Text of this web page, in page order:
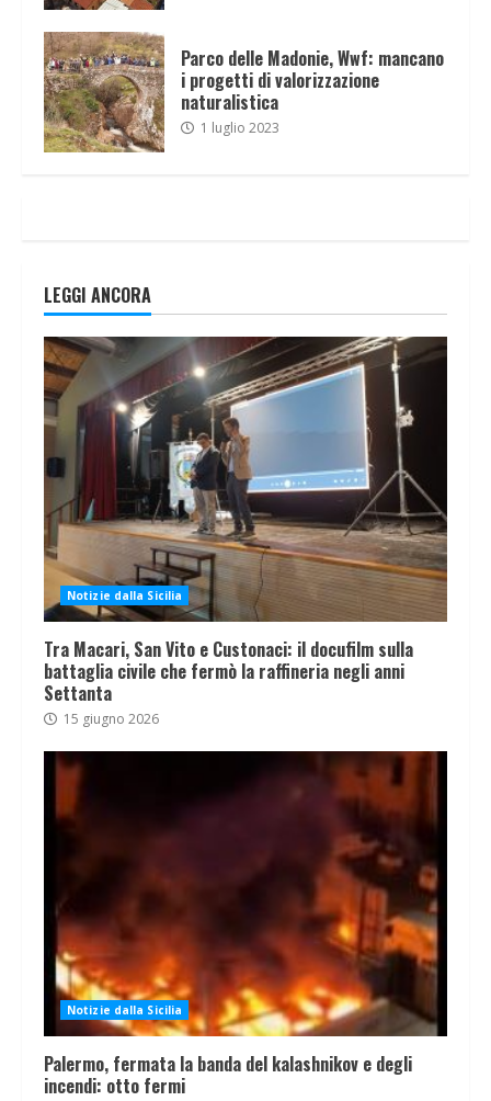
Parco delle Madonie, Wwf: mancano
i progetti di valorizzazione
naturalistica
1 luglio 2023
LEGGI ANCORA
Notizie dalla Sicilia
Tra Macari, San Vito e Custonaci: il docufilm sulla
battaglia civile che fermò la raffineria negli anni
Settanta
15 giugno 2026
Notizie dalla Sicilia
Palermo, fermata la banda del kalashnikov e degli
incendi: otto fermi